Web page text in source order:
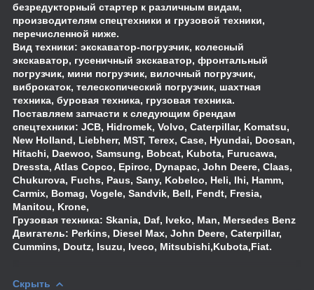
безредукторный стартер к различным видам,
производителям спецтехники и грузовой техники,
перечисленной ниже.
Вид техники: экскаватор-погрузчик, колесный
экскаватор, гусеничный экскаватор, фронтальный
погрузчик, мини погрузчик, вилочный погрузчик,
виброкаток, телескопический погрузчик, шахтная
техника, буровая техника, грузовая техника.
Поставляем запчасти к следующим брендам
спецтехники: JCB, Hidromek, Volvo, Caterpillar, Komatsu,
New Holland, Liebherr, MST, Terex, Case, Hyundai, Doosan,
Hitachi, Daewoo, Samsung, Bobcat, Kubota, Furucawa,
Dressta, Atlas Copco, Epiroc, Dynapac, John Deere, Claas,
Chukurova, Fuchs, Paus, Sany, Kobelco, Heli, Ihi, Hamm,
Carmix, Bomag, Vogele, Sandvik, Bell, Fendt, Fresia,
Manitou, Krone,
Грузовая техника: Skania, Daf, Iveko, Man, Mersedes Benz
Двигатель: Perkins, Diesel Max, John Deere, Caterpillar,
Cummins, Doutz, Isuzu, Iveco, Mitsubishi,Kubota,Fiat.
Скрыть